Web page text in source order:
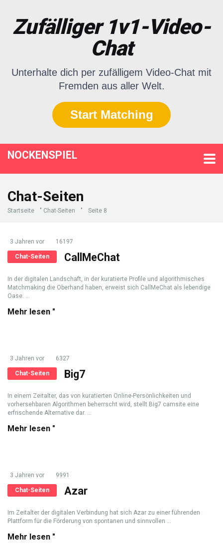
Zufälliger 1v1-Video-
Chat
Unterhalte dich per zufälligem Video-Chat mit
Fremden aus aller Welt.
Start Matching
NOCKENSPIEL
Chat-Seiten
Startseite " Chat-Seiten " Seite 8
3 Jahren vor 16197
Chat-Seiten CallMeChat
In der digitalen Landschaft, in der kuratierte Profile und algorithmisches
Matchmaking die Oberhand haben, erweist sich CallMeChat als lebendige
Oase. ...
Mehr lesen "
3 Jahren vor 6327
Chat-Seiten Big7
In einem Zeitalter, das von kuratierten Online-Persönlichkeiten und
vorhersehbaren Algorithmen beherrscht wird, stellt Big7 camsite eine
erfrischende Alternative dar. ...
Mehr lesen "
3 Jahren vor 9991
Chat-Seiten Azar
Im Zeitalter der digitalen Verbindung hat sich Azar zu einer führenden
Plattform für die Förderung von spontanen und sinnvollen ...
Mehr lesen "